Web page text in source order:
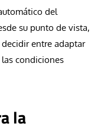
del
su punto de vista,
entre adaptar
condiciones
la